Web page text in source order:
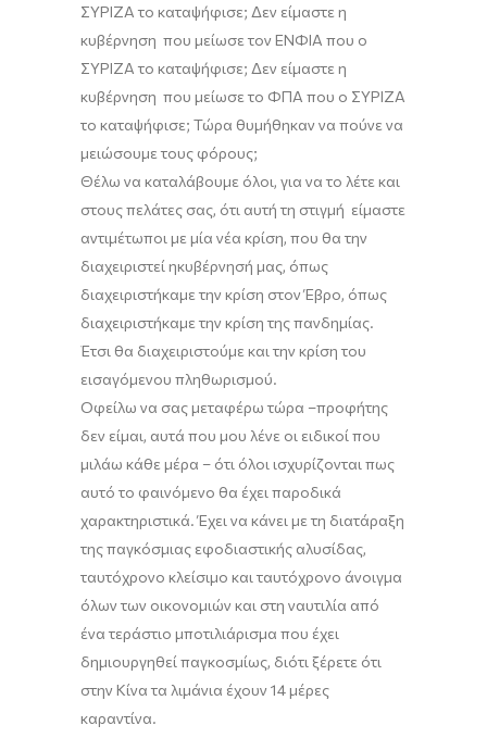
ΣΥΡΙΖΑ το καταψήφισε; Δεν είμαστε η
κυβέρνηση που μείωσε τον ΕΝΦΙΑ που ο
ΣΥΡΙΖΑ το καταψήφισε; Δεν είμαστε η
κυβέρνηση που μείωσε το ΦΠΑ που ο ΣΥΡΙΖΑ
το καταψήφισε; Τώρα θυμήθηκαν να πούνε να
μειώσουμε τους φόρους;
Θέλω να καταλάβουμε όλοι, για να το λέτε και
στους πελάτες σας, ότι αυτή τη στιγμή είμαστε
αντιμέτωποι με μία νέα κρίση, που θα την
διαχειριστεί ηκυβέρνησή μας, όπως
διαχειριστήκαμε την κρίση στον Έβρο, όπως
διαχειριστήκαμε την κρίση της πανδημίας.
Έτσι θα διαχειριστούμε και την κρίση του
εισαγόμενου πληθωρισμού.
Οφείλω να σας μεταφέρω τώρα –προφήτης
δεν είμαι, αυτά που μου λένε οι ειδικοί που
μιλάω κάθε μέρα – ότι όλοι ισχυρίζονται πως
αυτό το φαινόμενο θα έχει παροδικά
χαρακτηριστικά. Έχει να κάνει με τη διατάραξη
της παγκόσμιας εφοδιαστικής αλυσίδας,
ταυτόχρονο κλείσιμο και ταυτόχρονο άνοιγμα
όλων των οικονομιών και στη ναυτιλία από
ένα τεράστιο μποτιλιάρισμα που έχει
δημιουργηθεί παγκοσμίως, διότι ξέρετε ότι
στην Κίνα τα λιμάνια έχουν 14 μέρες
καραντίνα.